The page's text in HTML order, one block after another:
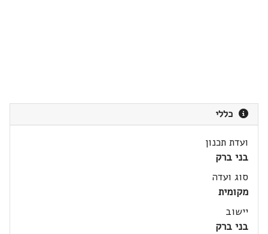
כללי
ועדת תכנון
בני ברק
סוג ועדה
מקומית
יישוב
בני ברק